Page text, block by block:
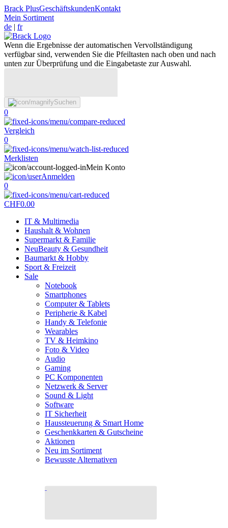
Brack PlusGeschäftskundenKontakt
Mein Sortiment
de | fr
Wenn die Ergebnisse der automatischen Vervollständigung
verfügbar sind, verwenden Sie die Pfeiltasten nach oben und nach
unten zur Überprüfung und die Eingabetaste zur Auswahl.
Suchen
0
Vergleich
0
Merklisten
Mein Konto
Anmelden
0
CHF0.00
IT & Multimedia
Haushalt & Wohnen
Supermarkt & Familie
NeuBeauty & Gesundheit
Baumarkt & Hobby
Sport & Freizeit
Sale
Notebook
Smartphones
Computer & Tablets
Peripherie & Kabel
Handy & Telefonie
Wearables
TV & Heimkino
Foto & Video
Audio
Gaming
PC Komponenten
Netzwerk & Server
Sound & Light
Software
IT Sicherheit
Haussteuerung & Smart Home
Geschenkkarten & Gutscheine
Aktionen
Neu im Sortiment
Bewusste Alternativen